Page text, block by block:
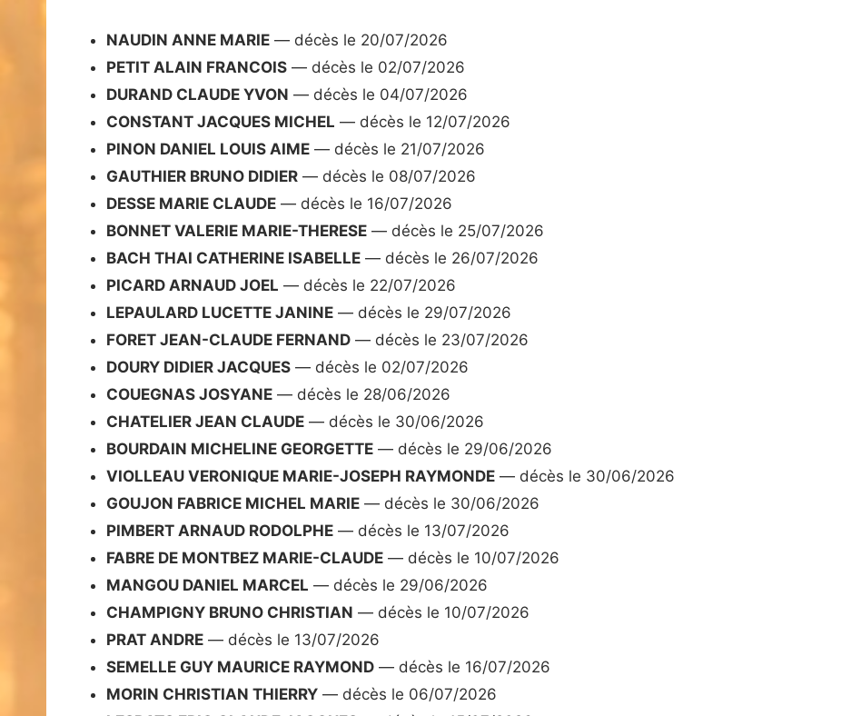
NAUDIN ANNE MARIE — décès le 20/07/2026
PETIT ALAIN FRANCOIS — décès le 02/07/2026
DURAND CLAUDE YVON — décès le 04/07/2026
CONSTANT JACQUES MICHEL — décès le 12/07/2026
PINON DANIEL LOUIS AIME — décès le 21/07/2026
GAUTHIER BRUNO DIDIER — décès le 08/07/2026
DESSE MARIE CLAUDE — décès le 16/07/2026
BONNET VALERIE MARIE-THERESE — décès le 25/07/2026
BACH THAI CATHERINE ISABELLE — décès le 26/07/2026
PICARD ARNAUD JOEL — décès le 22/07/2026
LEPAULARD LUCETTE JANINE — décès le 29/07/2026
FORET JEAN-CLAUDE FERNAND — décès le 23/07/2026
DOURY DIDIER JACQUES — décès le 02/07/2026
COUEGNAS JOSYANE — décès le 28/06/2026
CHATELIER JEAN CLAUDE — décès le 30/06/2026
BOURDAIN MICHELINE GEORGETTE — décès le 29/06/2026
VIOLLEAU VERONIQUE MARIE-JOSEPH RAYMONDE — décès le 30/06/2026
GOUJON FABRICE MICHEL MARIE — décès le 30/06/2026
PIMBERT ARNAUD RODOLPHE — décès le 13/07/2026
FABRE DE MONTBEZ MARIE-CLAUDE — décès le 10/07/2026
MANGOU DANIEL MARCEL — décès le 29/06/2026
CHAMPIGNY BRUNO CHRISTIAN — décès le 10/07/2026
PRAT ANDRE — décès le 13/07/2026
SEMELLE GUY MAURICE RAYMOND — décès le 16/07/2026
MORIN CHRISTIAN THIERRY — décès le 06/07/2026